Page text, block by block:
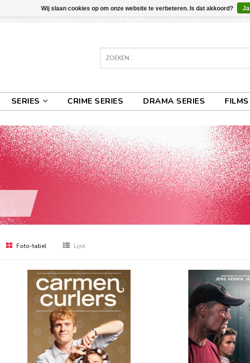
SERIES CRIME SERIES DRAMA SERIES FILMS
Foto-tabel Lijst
Wij slaan cookies op om onze website te verbeteren. Is dat akkoord? Ja